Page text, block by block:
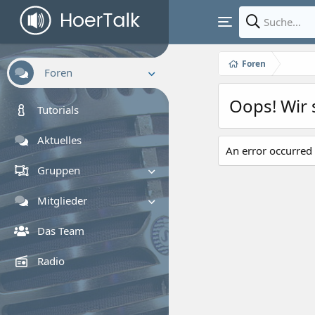
Foren
Neue Beiträge
Foren durchsuchen
Tutorials
Aktuelles
Gruppen
Gruppe suchen
Mitglieder
Registrierte Mitglieder
Zurzeit aktive Besucher
Das Team
Radio
Foren
Oops!
An error occurred